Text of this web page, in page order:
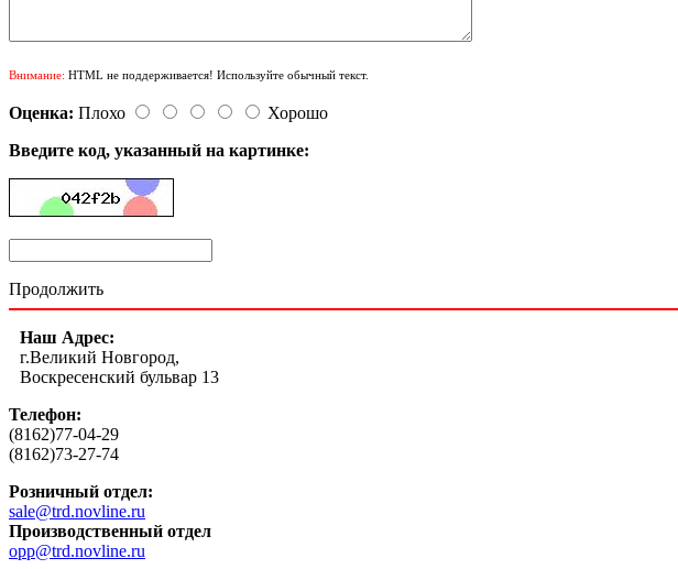
Внимание: HTML не поддерживается! Используйте обычный текст.
Оценка: Плохо
Хорошо
Введите код, указанный на картинке:
Продолжить
Наш Адрес:
г.Великий Новгород,
Воскресенский бульвар 13
Телефон:
(8162)77-04-29
(8162)73-27-74
Розничный отдел:
sale@trd.novline.ru
Производственный отдел
opp@trd.novline.ru